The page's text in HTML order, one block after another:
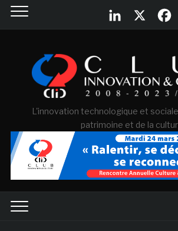
L'innovation technologique et
patrimoine et de la